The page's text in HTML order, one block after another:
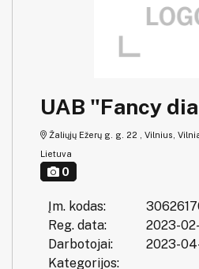
UAB "Fancy
Žaliųjų Ežerų g. g. 22 , Vilnius,
Lietuva
0
Įm. kodas:
Reg. data:
2023-
Darbotojai:
2023-
Kategorijos: